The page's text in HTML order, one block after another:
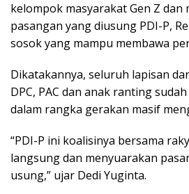
kelompok masyarakat Gen Z dan
pasangan yang diusung PDI-P,
sosok yang mampu membawa
Dikatakannya, seluruh lapisan
DPC, PAC dan anak ranting
dalam rangka gerakan masif
“PDI-P ini koalisinya bersama
langsung dan menyuarakan
usung,” ujar Dedi Yuginta.